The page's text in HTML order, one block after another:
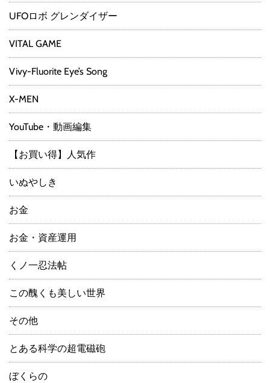
UFOロボ グレンダイザー
VITAL GAME
Vivy-Fluorite Eye’s Song
X-MEN
YouTube・動画編集
【お買い得】人気作
いぬやしき
お金
お金・資産運用
くノ一忍法帖
この醜くも美しい世界
その他
とある科学の超電磁砲
ぼくらの